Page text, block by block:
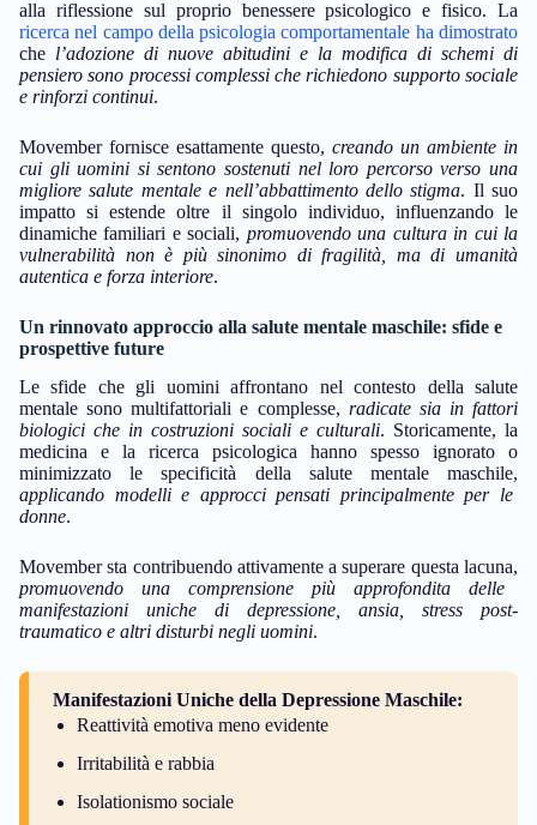
alla riflessione sul proprio benessere psicologico e fisico. La
ricerca nel campo della psicologia comportamentale ha dimostrato
che l’adozione di nuove abitudini e la modifica di schemi di
pensiero sono processi complessi che richiedono supporto sociale
e rinforzi continui.
Movember fornisce esattamente questo, creando un ambiente in
cui gli uomini si sentono sostenuti nel loro percorso verso una
migliore salute mentale e nell’abbattimento dello stigma. Il suo
impatto si estende oltre il singolo individuo, influenzando le
dinamiche familiari e sociali, promuovendo una cultura in cui la
vulnerabilità non è più sinonimo di fragilità, ma di umanità
autentica e forza interiore.
Un rinnovato approccio alla salute mentale maschile: sfide e
prospettive future
Le sfide che gli uomini affrontano nel contesto della salute
mentale sono multifattoriali e complesse, radicate sia in fattori
biologici che in costruzioni sociali e culturali. Storicamente, la
medicina e la ricerca psicologica hanno spesso ignorato o
minimizzato le specificità della salute mentale maschile,
applicando modelli e approcci pensati principalmente per le
donne.
Movember sta contribuendo attivamente a superare questa lacuna,
promuovendo una comprensione più approfondita delle
manifestazioni uniche di depressione, ansia, stress post-
traumatico e altri disturbi negli uomini.
Manifestazioni Uniche della Depressione Maschile:
Reattività emotiva meno evidente
Irritabilità e rabbia
Isolationismo sociale